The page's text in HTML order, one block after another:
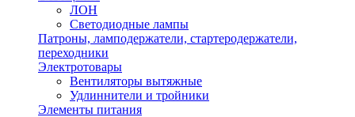
ЛОН
Светодиодные лампы
Патроны, ламподержатели, стартеродержатели,
переходники
Электротовары
Вентиляторы вытяжные
Удлиннители и тройники
Элементы питания